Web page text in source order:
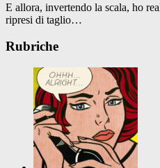
E allora, invertendo la scala, ho
ripresi di taglio…
Rubriche